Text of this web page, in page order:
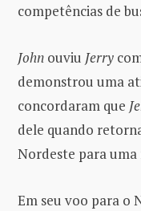
competências de
John ouviu Jerry
demonstrou uma
concordaram que
dele quando
Nordeste para uma
Em seu voo para o